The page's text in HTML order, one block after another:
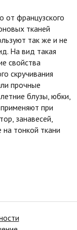
французского
тканей
так же и не
На вид такая
свойства
скручивания
прочные
блузы, юбки,
при
занавесей,
тонкой ткани